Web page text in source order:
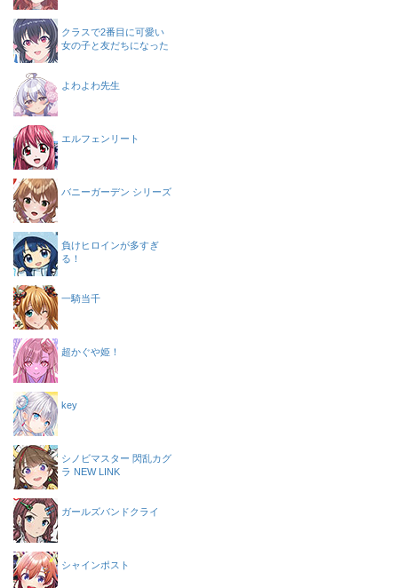
クラスで2番目に可愛い
女の子と友だちになった
よわよわ先生
エルフェンリート
バニーガーデン シリーズ
負けヒロインが多すぎ
る！
一騎当千
超かぐや姫！
key
シノビマスター 閃乱カグ
ラ NEW LINK
ガールズバンドクライ
シャインポスト